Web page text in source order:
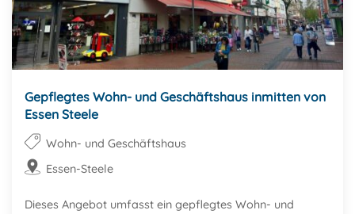
Gepflegtes Wohn- und Geschäftshaus inmitten von
Essen Steele
Wohn- und Geschäftshaus
Essen-Steele
Dieses Angebot umfasst ein gepflegtes Wohn- und